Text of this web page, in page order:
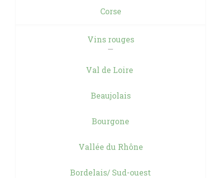
Corse
Vins rouges
Val de Loire
Beaujolais
Bourgone
Vallée du Rhône
Bordelais/ Sud-ouest